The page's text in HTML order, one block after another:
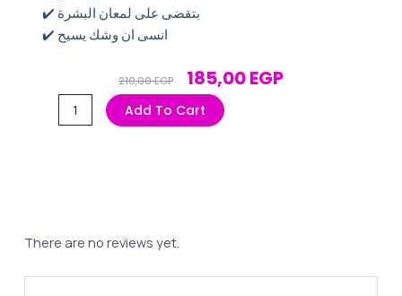
✔️ بتقضى على لمعان البشرة
✔️ انسى ان وشك يسيح
210,00EGP Original
Price
Was:
185,00EGPCurrent
Add To Cart
There are no reviews yet.